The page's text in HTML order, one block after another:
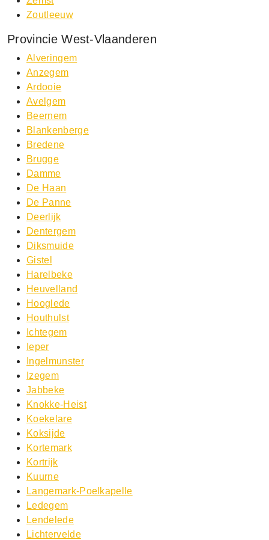
Zoutleeuw
Provincie West-Vlaanderen
Alveringem
Anzegem
Ardooie
Avelgem
Beernem
Blankenberge
Bredene
Brugge
Damme
De Haan
De Panne
Deerlijk
Dentergem
Diksmuide
Gistel
Harelbeke
Heuvelland
Hooglede
Houthulst
Ichtegem
Ieper
Ingelmunster
Izegem
Jabbeke
Knokke-Heist
Koekelare
Koksijde
Kortemark
Kortrijk
Kuurne
Langemark-Poelkapelle
Ledegem
Lendelede
Lichtervelde